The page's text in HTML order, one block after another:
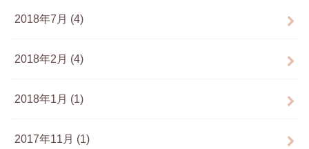
2018年7月 (4)
2018年2月 (4)
2018年1月 (1)
2017年11月 (1)